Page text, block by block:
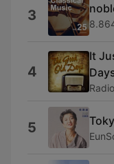
3
4
It
5